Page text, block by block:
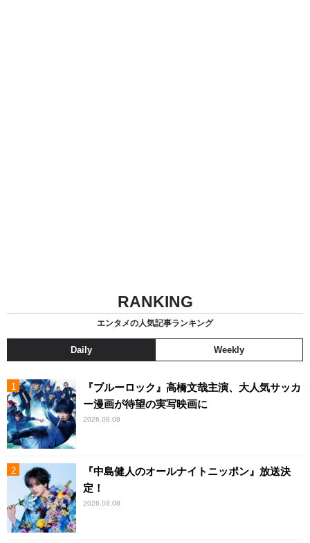
RANKING
エンタメの人気記事ランキング
Daily Weekly
『ブルーロック』高橋文哉主演、大人気サッカ
ー漫画が待望の実写映画に
2026.08.08
『中島健人のオールナイトニッポン』放送決
定！
2026.08.08